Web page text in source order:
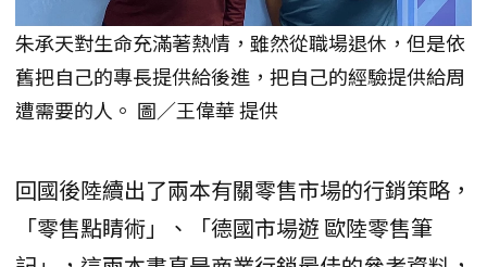
朱承天對生命充滿著熱情，雖然從職場退休，但是依
舊把自己的專長提供給後進，把自己的經驗提供給周
遭需要的人。 圖／王偉華 提供
回國後陸續出了兩本有關零售市場的行銷策略，
「零售點睛術」、「德國市場遊 歐陸零售筆